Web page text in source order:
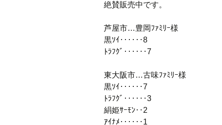
絶賛販売中です。
芦屋市…豊岡ﾌｧﾐﾘｰ様
黒ｿｲ‥‥‥8
ﾄﾗﾌｸﾞ‥‥‥7
東大阪市…古味ﾌｧﾐﾘｰ様
黒ｿｲ‥‥‥7
ﾄﾗﾌｸﾞ‥‥‥3
絹姫ｻｰﾓﾝ‥2
ｱｲﾅﾒ‥‥‥1